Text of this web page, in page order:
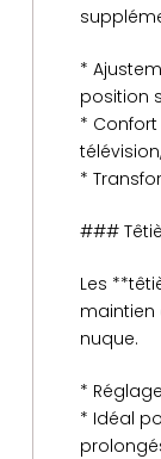
*
position
*
*
###
Les
maintien
nuque.
*
* Idéal